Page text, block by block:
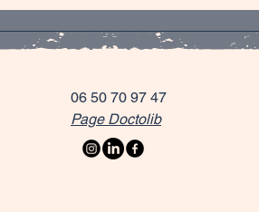
06 50 70 97 47
Page Doctolib